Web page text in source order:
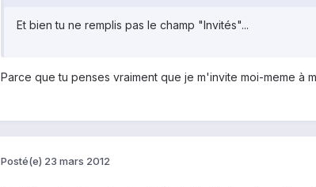
Et bien tu ne remplis pas le champ "Invités"...
Parce que tu penses vraiment que je m'invite moi-meme à
Posté(e) 23 mars 2012